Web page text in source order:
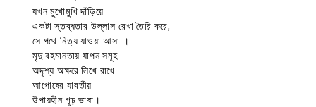
যখন মুখোমুখি দাঁড়িয়ে
একটা স্তব্ধতার উল্লাস রেখা তৈরি করে,
সে পথে নিত্য যাওয়া আসা ।
মৃদু বহমানতায় যাপন সমূহ
অদৃশ্য অক্ষরে লিখে রাখে
আপোষের যাবতীয়
উপায়হীন গূঢ় ভাষা।